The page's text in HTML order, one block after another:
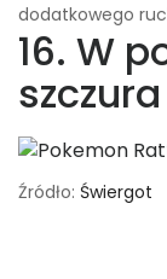
dodatkowego
16. W
szczura
Źródło: Świergot